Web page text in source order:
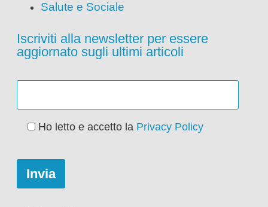
Salute e Sociale
Iscriviti alla newsletter per essere
aggiornato sugli ultimi articoli
Ho letto e accetto la Privacy Policy